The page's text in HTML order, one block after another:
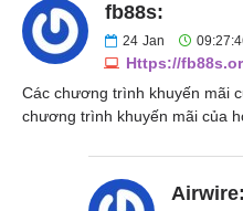
fb88s:
24 Jan
Https://
Các chương trình khuyến mãi
chương trình khuyến mãi của
Airwire: